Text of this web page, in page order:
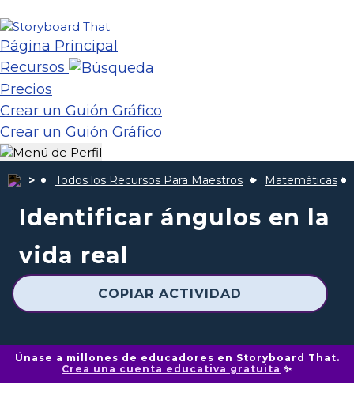
Página Principal
Recursos
Precios
Crear un Guión Gráfico
Crear un Guión Gráfico
Todos los Recursos Para Maestros Matemáticas
Identificar ángulos en la
vida real
COPIAR ACTIVIDAD
Únase a millones de educadores en Storyboard That.
Crea una cuenta educativa gratuita ✨